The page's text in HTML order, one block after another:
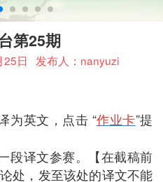
第25期
25日 发布人：nanyuzi
为英文，点击 “作业卡”提
段译文参赛。【在截稿前
处，发至该处的译文不能